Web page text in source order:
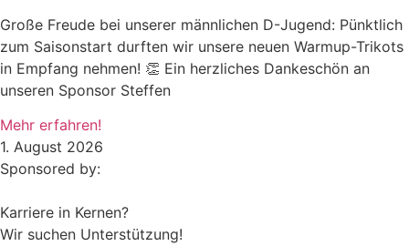
Große Freude bei unserer männlichen D-Jugend: Pünktlich
zum Saisonstart durften wir unsere neuen Warmup-Trikots
in Empfang nehmen! 👏 Ein herzliches Dankeschön an
unseren Sponsor Steffen
Mehr erfahren!
1. August 2026
Sponsored by:
Karriere in Kernen?
Wir suchen Unterstützung!